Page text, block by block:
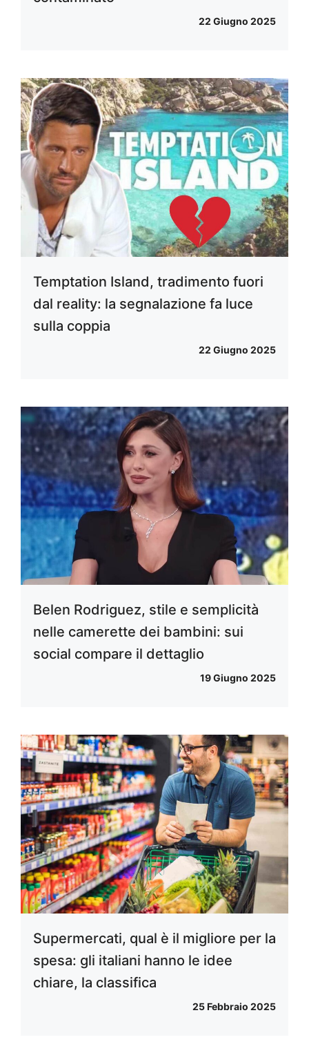
22 Giugno 2025
Temptation Island, tradimento fuori
dal reality: la segnalazione fa luce
sulla coppia
22 Giugno 2025
Belen Rodriguez, stile e semplicità
nelle camerette dei bambini: sui
social compare il dettaglio
19 Giugno 2025
Supermercati, qual è il migliore per la
spesa: gli italiani hanno le idee
chiare, la classifica
25 Febbraio 2025